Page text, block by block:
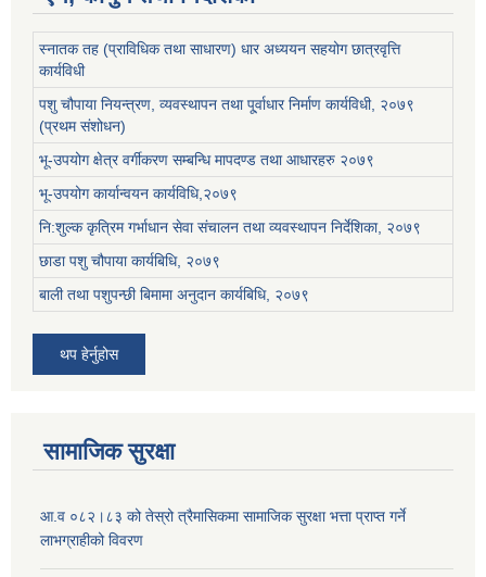
स्नातक तह (प्राविधिक तथा साधारण) धार अध्ययन सहयोग छात्रवृत्ति
कार्यविधी
पशु चौपाया नियन्त्रण, व्यवस्थापन तथा पू्र्वाधार निर्माण कार्यविधी, २०७९
(प्रथम संशोधन)
भू-उपयोग क्षेत्र वर्गीकरण सम्बन्धि मापदण्ड तथा आधारहरु २०७९
भू-उपयोग कार्यान्वयन कार्यविधि,२०७९
नि:शुल्क कृत्रिम गर्भाधान सेवा संचालन तथा व्यवस्थापन निर्देशिका, २०७९
छाडा पशु चौपाया कार्यबिधि, २०७९
बाली तथा पशुपन्छी बिमामा अनुदान कार्यबिधि, २०७९
थप हेर्नुहोस
सामाजिक सुरक्षा
आ.व ०८२।८३ को तेस्रो त्रैमासिकमा सामाजिक सुरक्षा भत्ता प्राप्त गर्ने
लाभग्राहीको विवरण